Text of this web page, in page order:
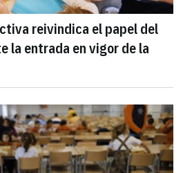
reivindica el papel del
la entrada en vigor de la